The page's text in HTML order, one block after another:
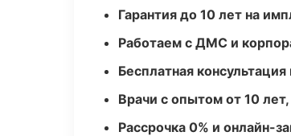
Гарантия до 10 лет на
Работаем с ДМС и
Бесплатная
Врачи с опытом от 10
Рассрочка 0% и онлайн-